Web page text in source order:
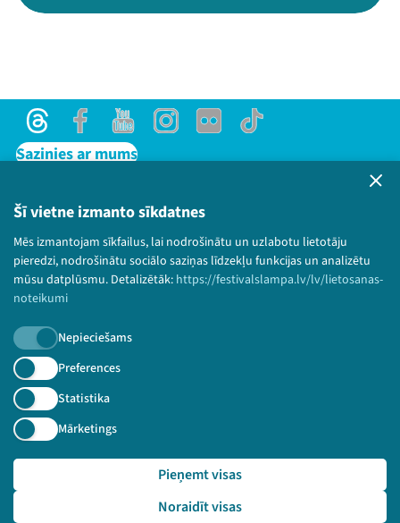
Šī vietne izmanto sīkdatnes
Mēs izmantojam sīkfailus, lai nodrošinātu un uzlabotu lietotāju
pieredzi, nodrošinātu sociālo saziņas līdzekļu funkcijas un analizētu
mūsu datplūsmu. Detalizētāk: https://festivalslampa.lv/lv/lietosanas-
noteikumi
Nepieciešams
Preferences
Statistika
Mārketings
Noraidīt visas
Pieņemt visas
ThreadsFacebookYoutubeInstagram
Flick TikTok
Sazinies ar mums
Lietošanas noteikumi un sīkdatņu politika
Bērnu aizsardzības politika
© 2026 Sarunu festivāls LAMPA Visas tiesības
paturētas.
Piesakies jaunumiem!
Nepalaid garām aktuālāko informāciju!
Pieteikties